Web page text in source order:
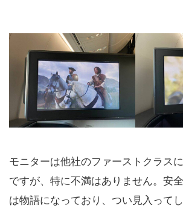
モニターは他社のファーストクラス
ですが、特に不満はありません。安
は物語になっており、つい見入ってし